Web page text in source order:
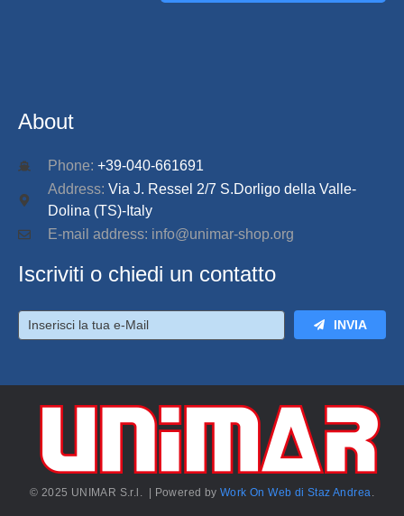
About
Phone: +39-040-661691
Address: Via J. Ressel 2/7 S.Dorligo della Valle-
Dolina (TS)-Italy
E-mail address: info@unimar-shop.org
Iscriviti o chiedi un contatto
INVIA
© 2025 UNIMAR S.r.l. | Powered byWork On Web di Staz Andrea.